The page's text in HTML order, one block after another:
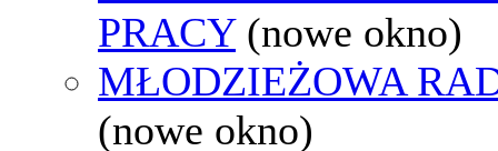
PRACY (nowe okno)
MŁODZIEŻOWA
(nowe okno)